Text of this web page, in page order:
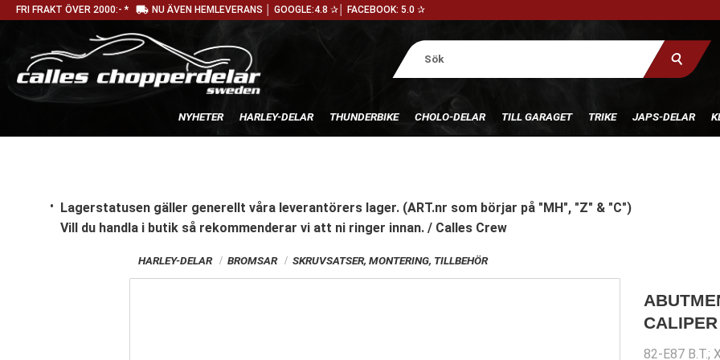
FRI FRAKT ÖVER 2000:- * local_shipping NU ÄVEN HEMLEVERANS │ GOOGLE:4.8 ✰│ FACEBOOK: 5.0 ✰
NYHETER HARLEY-DELAR THUNDERBIKE CHOLO-DELAR TILL GARAGET TRIKE JAPS-DELAR
Lagerstatusen gäller generellt våra leverantörers lager. (ART.nr som börjar på "MH", "Z" & "C")
Vill du handla i butik så rekommenderar vi att ni ringer innan. / Calles Crew
HARLEY-DELAR BROMSAR SKRUVSATSER, MONTERING, TILLBEHÖR
CALIPER
82-E87 B.T.;